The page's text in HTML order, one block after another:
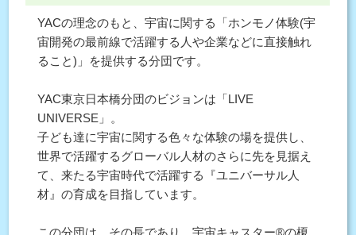
YACの理念のもと、宇宙に関する「ホンモノ体験(宇
宙開発の最前線で活躍する⼈や企業などに直接触れ
ること)」を提供する分団です。
YAC東京⽇本橋分団のビジョンは「LIVE
UNIVERSE」。
⼦ども達に宇宙に関する⾊々な体験の場を提供し、
世界で活躍するグローバル⼈材のさらに先を⾒据え
て、来たる宇宙時代で活躍する『ユニバーサル⼈
材』の育成を⽬指しています。
この分団は、その⻑であり、宇宙キャスター®の榎